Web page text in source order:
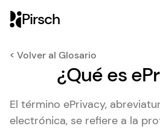
Pirsch
< Volver al Glosario
¿Qué es
El término ePrivacy,
electrónica, se refiere a la